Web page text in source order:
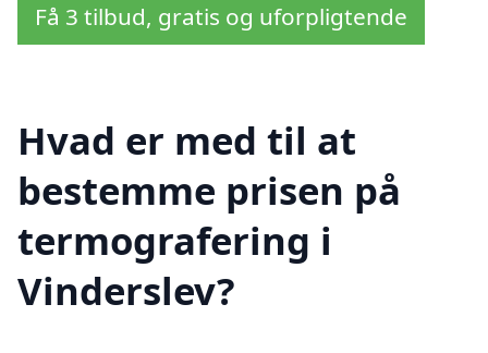
Få 3 tilbud, gratis og uforpligtende
Hvad er med til at
bestemme prisen på
termografering i
Vinderslev?